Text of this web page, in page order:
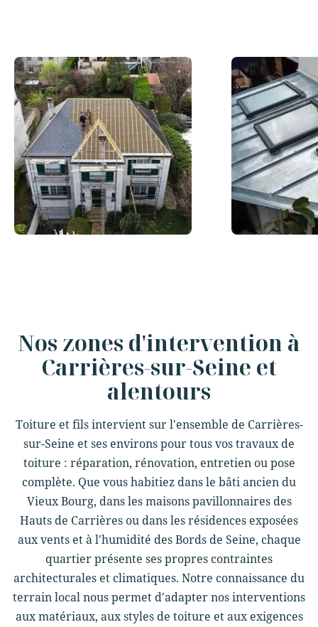
Nos zones d'intervention à
Carrières-sur-Seine et
alentours
Toiture et fils intervient sur l'ensemble de Carrières-
sur-Seine et ses environs pour tous vos travaux de
toiture : réparation, rénovation, entretien ou pose
complète. Que vous habitiez dans le bâti ancien du
Vieux Bourg, dans les maisons pavillonnaires des
Hauts de Carrières ou dans les résidences exposées
aux vents et à l'humidité des Bords de Seine, chaque
quartier présente ses propres contraintes
architecturales et climatiques. Notre connaissance du
terrain local nous permet d'adapter nos interventions
aux matériaux, aux styles de toiture et aux exigences